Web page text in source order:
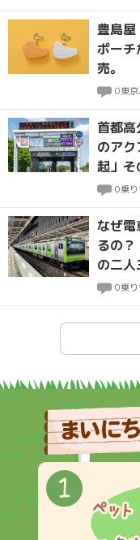
豊島屋
ポー
売。
0東
首都
のア
起」
0乗
なぜ電
るの
の二
0乗